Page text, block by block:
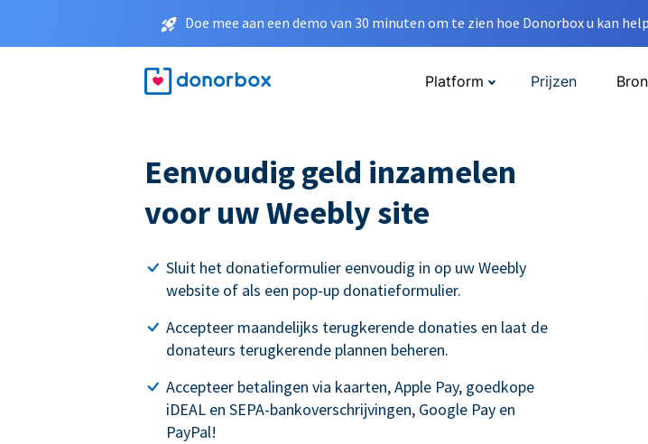
Doe mee aan een demo van 30 minuten om te zien hoe Donorbox u kan
Platform Prijzen
Eenvoudig geld inzamelen
voor uw Weebly site
Sluit het donatieformulier eenvoudig in op uw Weebly
website of als een pop-up donatieformulier.
Accepteer maandelijks terugkerende donaties en laat de
donateurs terugkerende plannen beheren.
Accepteer betalingen via kaarten, Apple Pay, goedkope
iDEAL en SEPA-bankoverschrijvingen, Google Pay en
PayPal!